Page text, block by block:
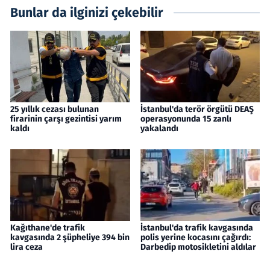
Bunlar da ilginizi çekebilir
25 yıllık cezası bulunan
firarinin çarşı gezintisi yarım
kaldı
İstanbul'da terör örgütü DEAŞ
operasyonunda 15 zanlı
yakalandı
Kağıthane'de trafik
kavgasında 2 şüpheliye 394 bin
lira ceza
İstanbul'da trafik kavgasında
polis yerine kocasını çağırdı:
Darbedip motosikletini aldılar